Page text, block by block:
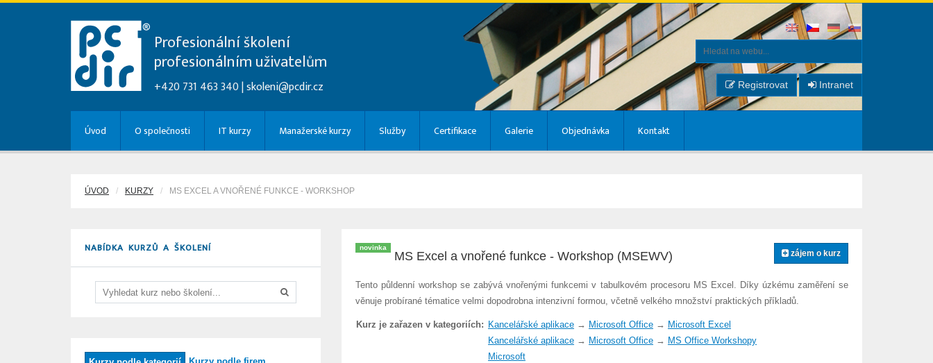
Profesionální školení
profesionálním uživatelům
+420 731 463 340 |skoleni@pcdir.cz Registrovat Intranet
Úvod O společnosti IT kurzy Manažerské kurzy Služby Certifikace Galerie Objednávka Kontakt
ÚVOD KURZY MS EXCEL A VNOŘENÉ FUNKCE - WORKSHOP
NABÍDKA KURZŮ A ŠKOLENÍ novinka
zájem o kurz
MS Excel a vnořené funkce - Workshop (MSEWV)
Tento půldenní workshop se zabývá vnořenými funkcemi v tabulkovém procesoru MS Excel. Díky úzkému zaměření se
věnuje probírané tématice velmi dopodrobna intenzivní formou, včetně velkého množství praktických příkladů.
Kurz je zařazen v kategoriích: Kancelářské aplikace→ Microsoft Office→ Microsoft Excel
Kancelářské aplikace→ Microsoft Office→ MS Office Workshopy
Microsoft